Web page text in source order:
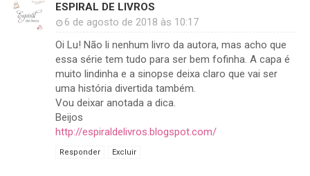
ESPIRAL DE LIVROS
6 de agosto de 2018 às 10:17
Oi Lu! Não li nenhum livro da autora, mas acho que
essa série tem tudo para ser bem fofinha. A capa é
muito lindinha e a sinopse deixa claro que vai ser
uma história divertida também.
Vou deixar anotada a dica.
Beijos
http://espiraldelivros.blogspot.com/
Responder Excluir